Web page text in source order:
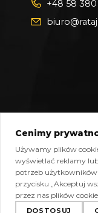
+48 58 380
Copyright © 2026
Cenimy
Używamy plików
wyświetlać reklamy
potrzeb użytkowników
przycisku „Akceptuj
przez nas plików
DOSTOSUJ